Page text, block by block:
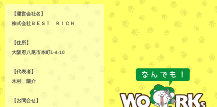
【運営会社名】
株式会社ＢＥＳＴ ＲＩＣＨ
【住所】
大阪府八尾市本町1-4-10
【代表者】
木村 陽介
【お問合せ】